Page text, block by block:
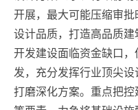
开展，最大可能压缩审
设计品质，打造高品质
开发建设面临资金缺口
发，充分发挥行业顶尖
打磨深化方案。重点把